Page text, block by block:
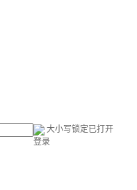
大小写锁定已打开
登录